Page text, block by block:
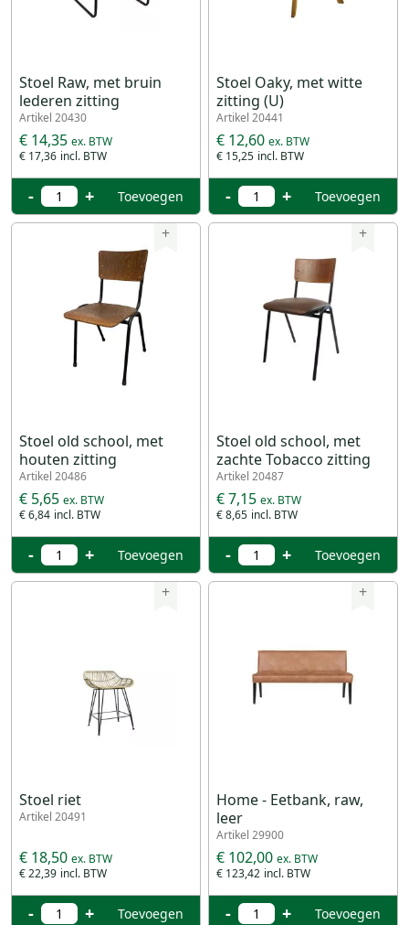
Stoel Raw, met bruin
lederen zitting
Artikel 20430
€ 17,36
€ 14,35
- + Toevoegen
Stoel Oaky, met witte
zitting (U)
Artikel 20441
€ 15,25
€ 12,60
- + Toevoegen
+
Stoel old school, met
houten zitting
Artikel 20486
€ 6,84
€ 5,65
- + Toevoegen
+
Stoel old school, met
zachte Tobacco zitting
Artikel 20487
€ 8,65
€ 7,15
- + Toevoegen
+
Stoel riet
Artikel 20491
€ 22,39
€ 18,50
- + Toevoegen
+
Home - Eetbank, raw,
leer
Artikel 29900
€ 123,42
€ 102,00
- + Toevoegen